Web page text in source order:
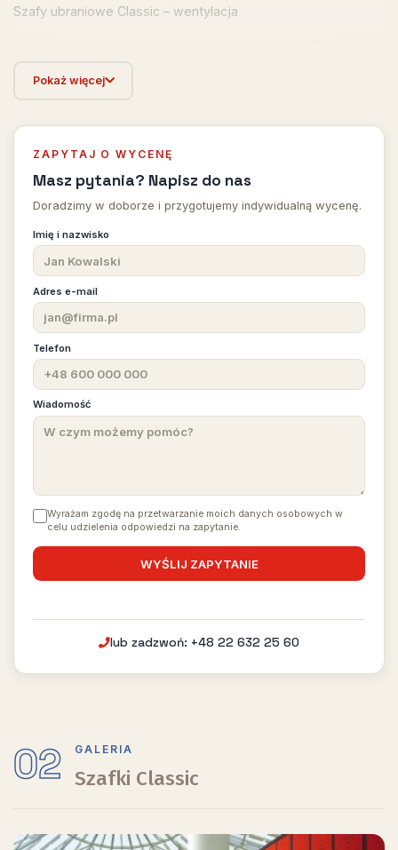
Szafy ubraniowe Classic – wentylacja
Pokaż więcej
ZAPYTAJ O WYCENĘ
Masz pytania? Napisz do nas
Doradzimy w doborze i przygotujemy indywidualną wycenę.
Imię i nazwisko
Adres e-mail
Telefon
Wiadomość
Wyrażam zgodę na przetwarzanie moich danych osobowych w
celu udzielenia odpowiedzi na zapytanie.
lub zadzwoń: +48 22 632 25 60
02 GALERIA
Szafki Classic